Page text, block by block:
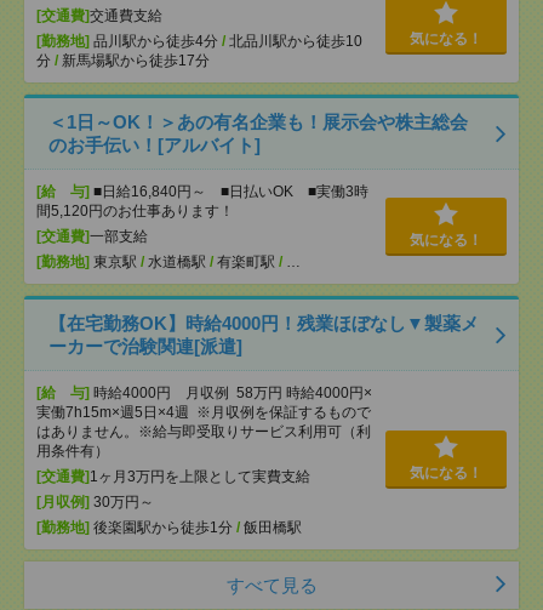
[交通費]交通費支給
[勤務地] 品川駅から徒歩4分 / 北品川駅から徒歩10
分 / 新馬場駅から徒歩17分
気になる！
＜1日～OK！＞あの有名企業も！展示会や株主総会
のお手伝い！[アルバイト]
[給 与] ■日給16,840円～ ■日払いOK ■実働3時
間5,120円のお仕事あります！
[交通費]一部支給
[勤務地] 東京駅 / 水道橋駅 / 有楽町駅 / …
気になる！
【在宅勤務OK】時給4000円！残業ほぼなし▼製薬メ
ーカーで治験関連[派遣]
[給 与] 時給4000円 月収例 58万円 時給4000円×
実働7h15m×週5日×4週 ※月収例を保証するもので
はありません。※給与即受取りサービス利用可（利
用条件有）
[交通費] 1ヶ月3万円を上限として実費支給
[月収例] 30万円～
[勤務地] 後楽園駅から徒歩1分 / 飯田橋駅
気になる！
すべて見る